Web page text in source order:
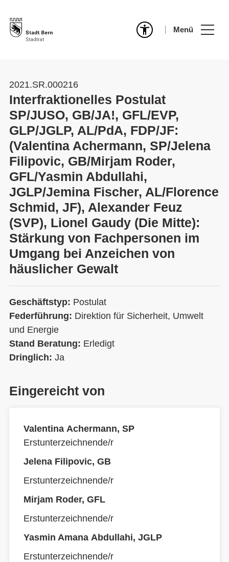
Menü
2021.SR.000216
Interfraktionelles Postulat
SP/JUSO, GB/JA!, GFL/EVP,
GLP/JGLP, AL/PdA, FDP/JF:
(Valentina Achermann, SP/Jelena
Filipovic, GB/Mirjam Roder,
GFL/Yasmin Abdullahi,
JGLP/Jemina Fischer, AL/Florence
Schmid, JF), Alexander Feuz
(SVP), Lionel Gaudy (Die Mitte):
Stärkung von Fachpersonen im
Umgang bei Anzeichen von
häuslicher Gewalt
Geschäftstyp: Postulat
Federführung: Direktion für Sicherheit, Umwelt
und Energie
Stand Beratung: Erledigt
Dringlich: Ja
Eingereicht von
Valentina Achermann, SP
Erstunterzeichnende/r
Jelena Filipovic, GB
Erstunterzeichnende/r
Mirjam Roder, GFL
Erstunterzeichnende/r
Yasmin Amana Abdullahi, JGLP
Erstunterzeichnende/r